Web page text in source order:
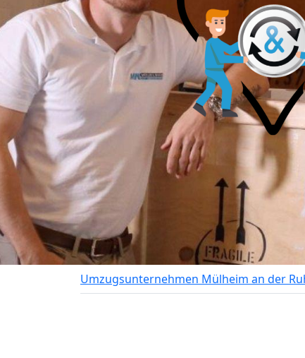
Umzugsunternehmen Mülheim an der